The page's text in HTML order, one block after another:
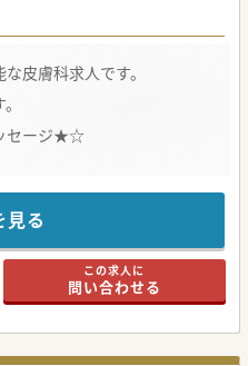
皮膚科求人です。
セージ★☆
見る
この求人に
問い合わせる